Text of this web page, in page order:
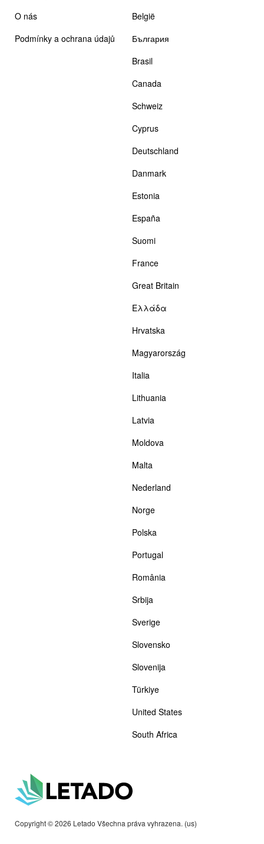
Copyright © 2026 Letado Všechna práva vyhrazena. (us)
O nás
Podmínky a ochrana údajů
België
България
Brasil
Canada
Schweiz
Cyprus
Deutschland
Danmark
Estonia
España
Suomi
France
Great Britain
Ελλάδα
Hrvatska
Magyarország
Italia
Lithuania
Latvia
Moldova
Malta
Nederland
Norge
Polska
Portugal
România
Srbija
Sverige
Slovensko
Slovenija
Türkiye
United States
South Africa